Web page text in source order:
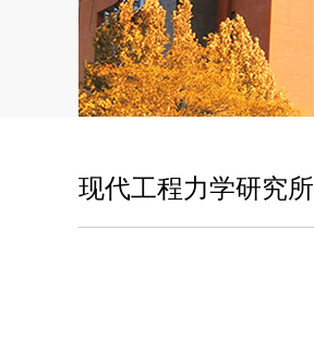
现代工程力学研究所